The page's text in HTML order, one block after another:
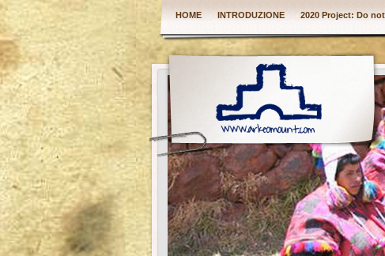
HOME INTRODUZIONE 2020 Project: Do